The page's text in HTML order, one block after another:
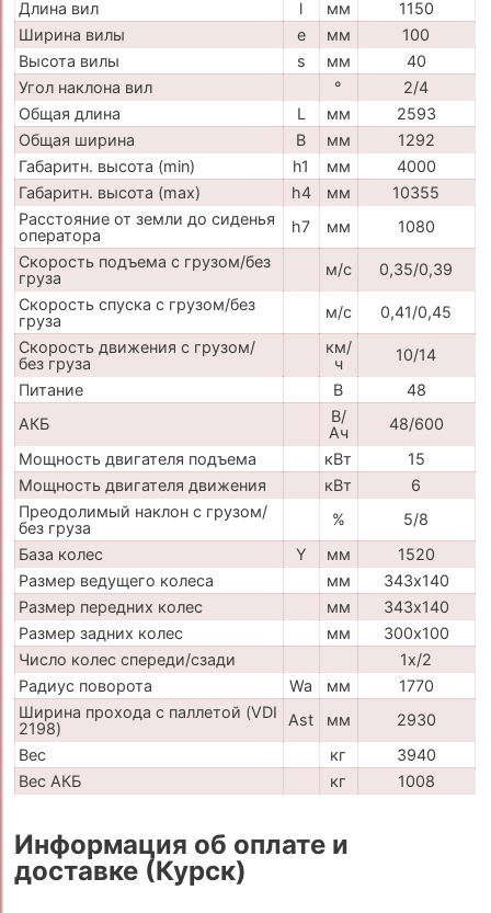
Длина вил l мм
1150
Ширина вилы
e мм
100
Высота вилы
s мм
40
Угол наклона вил
°
2/4
Общая длина
L мм
2593
Общая ширина
B мм
1292
Габаритн. высота (min)
h1 мм
4000
Габаритн. высота (max)
h4 мм
10355
Расстояние от земли до сиденья
оператора
h7 мм
1080
Скорость подъема с грузом/без
груза
м/с
0,35/0,39
Скорость спуска с грузом/без
груза
м/с
0,41/0,45
Скорость движения с грузом/
без груза
км/
ч
10/14
Питание
В
48
АКБ
В/
Ач
48/600
Мощность двигателя подъема
кВт
15
Мощность двигателя движения
кВт
6
Преодолимый наклон с грузом/
без груза
%
5/8
База колес
Y мм
1520
Размер ведущего колеса
мм
343х140
Размер передних колес
мм
343х140
Размер задних колес
мм
300х100
Число колес спереди/сзади
1х/2
Радиус поворота
Wa мм
1770
Ширина прохода с паллетой (VDI
2198)
Ast мм
2930
Вес
кг
3940
Вес АКБ
кг 1008
Информация об оплате и
доставке (Курск)